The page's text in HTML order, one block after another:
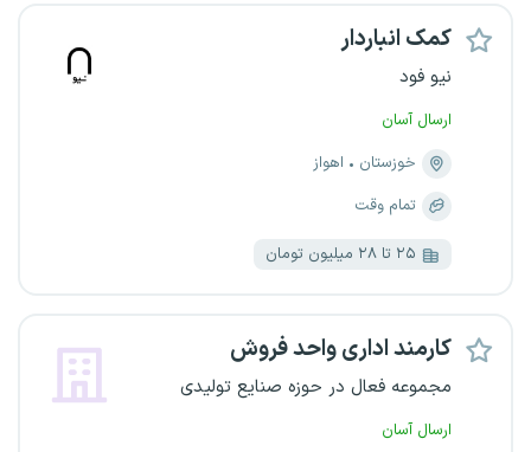
کمک انباردار
نیو فود
ارسال آسان
خوزستان
اهواز
تمام وقت
۲۵ تا ۲۸ میلیون تومان
کارمند اداری واحد فروش
مجموعه فعال در حوزه صنایع تولیدی
ارسال آسان